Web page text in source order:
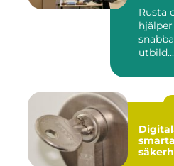
Rusta
utbild...